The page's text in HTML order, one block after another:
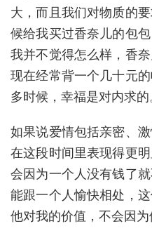
大，而且我们对物质的
候给我买过香奈儿的包
我并不觉得怎么样，香
现在经常背一个几十元
多时候，幸福是对内求的
如果说爱情包括亲密、
在这段时间里表现得更
会因为一个人没有钱了
能跟一个人愉快相处，
他对我的价值，不会因为